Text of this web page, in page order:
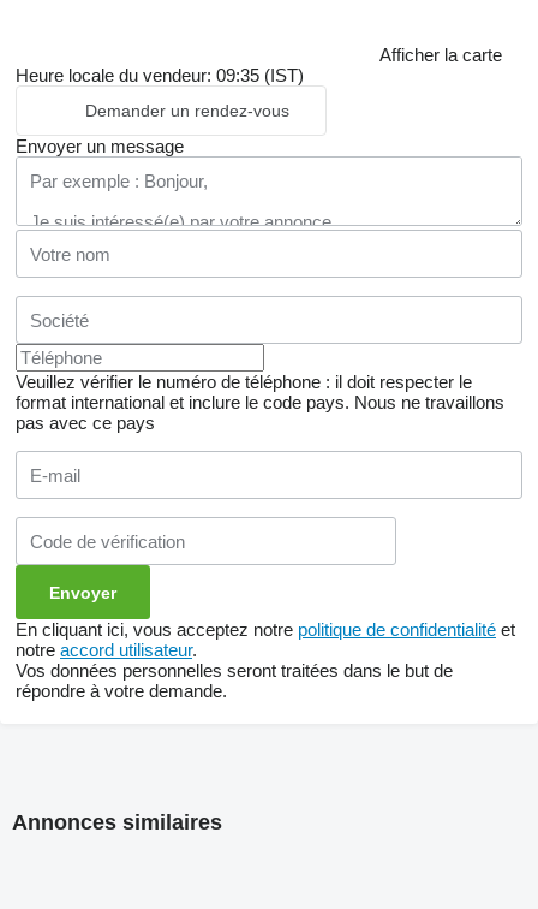
Afficher la carte
Heure locale du vendeur: 09:35 (IST)
Demander un rendez-vous
Envoyer un message
Veuillez vérifier le numéro de téléphone : il doit respecter le
format international et inclure le code pays. Nous ne travaillons
pas avec ce pays
En cliquant ici, vous acceptez notre politique de confidentialité et
notre accord utilisateur.
Vos données personnelles seront traitées dans le but de
répondre à votre demande.
Annonces similaires